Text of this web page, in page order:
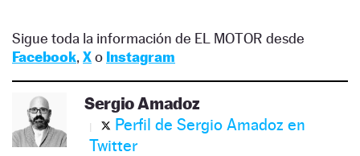
Sigue toda la información de EL MOTOR desde
Facebook, Xo Instagram
Sergio Amadoz
Perfil de Sergio Amadoz en
Twitter